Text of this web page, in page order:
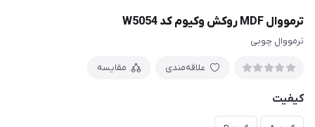
ترمووال MDF روکش وکیوم کد W5054
ترمووال چوبی
علاقه‌مندی مقایسه
کیفیت